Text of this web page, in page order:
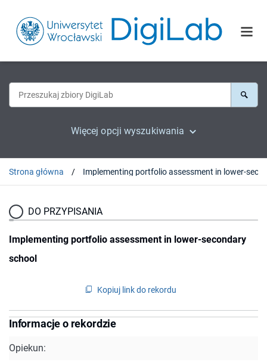
Więcej opcji wyszukiwania
Strona główna
DO PRZYPISANIA
Implementing portfolio assessment in lower-secondary
school
Kopiuj link do rekordu
Informacje o rekordzie
Opiekun: